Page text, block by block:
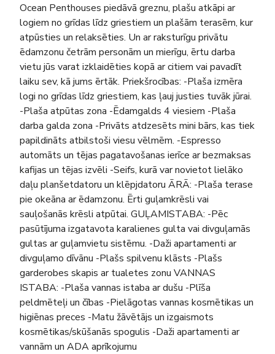
Ocean Penthouses piedāvā greznu, plašu atkāpi ar
logiem no grīdas līdz griestiem un plašām terasēm, kur
atpūsties un relaksēties. Un ar raksturīgu privātu
ēdamzonu četrām personām un mierīgu, ērtu darba
vietu jūs varat izklaidēties kopā ar citiem vai pavadīt
laiku sev, kā jums ērtāk. Priekšrocības: -Plaša izmēra
logi no grīdas līdz griestiem, kas ļauj justies tuvāk jūrai.
-Plaša atpūtas zona -Ēdamgalds 4 viesiem -Plaša
darba galda zona -Privāts atdzesēts mini bārs, kas tiek
papildināts atbilstoši viesu vēlmēm. -Espresso
automāts un tējas pagatavošanas ierīce ar bezmaksas
kafijas un tējas izvēli -Seifs, kurā var novietot lielāko
daļu planšetdatoru un klēpjdatoru ĀRĀ: -Plaša terase
pie okeāna ar ēdamzonu. Ērti guļamkrēsli vai
sauļošanās krēsli atpūtai. GUĻAMISTABA: -Pēc
pasūtījuma izgatavota karalienes gulta vai divguļamās
gultas ar guļamvietu sistēmu. -Daži apartamenti ar
divguļamo dīvānu -Plašs spilvenu klāsts -Plašs
garderobes skapis ar tualetes zonu VANNAS
ISTABA: -Plaša vannas istaba ar dušu -Plīša
peldmēteļi un čības -Pielāgotas vannas kosmētikas un
higiēnas preces -Matu žāvētājs un izgaismots
kosmētikas/skūšanās spogulis -Daži apartamenti ar
vannām un ADA aprīkojumu